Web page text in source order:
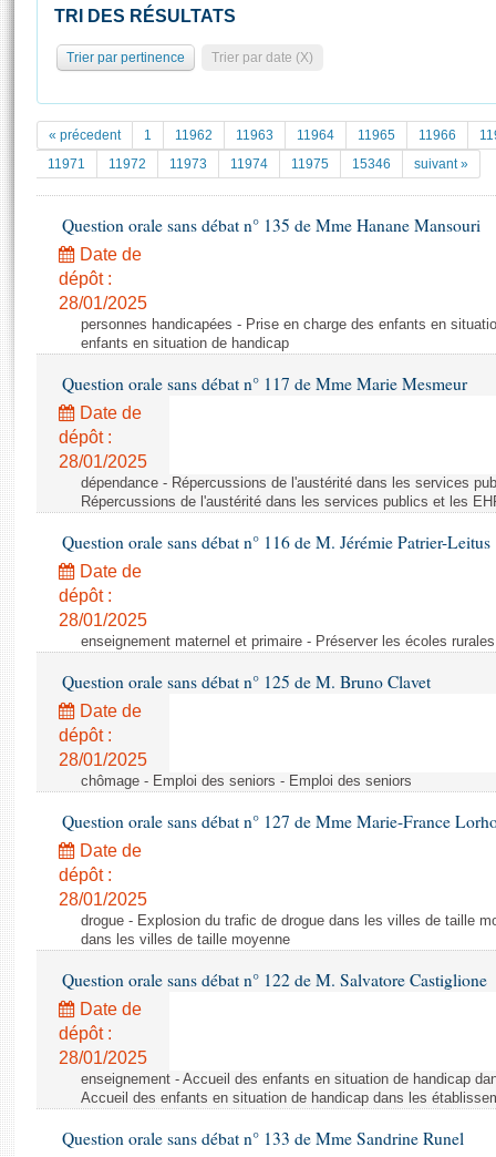
Pétitions
Documents parlementaires
Projets de loi
Propositions de loi
Amendements
Textes adoptés
Rapports d'information
Rapports législatifs
Rapports sur l'application des lois
Baromètre de l’application des lois
Dossiers législatifs
Budget et sécurité sociale
Questions écrites et orales
Comptes rendus des débats
Statistiques et chiffres clés
Documents de référence
( Constitution | Règlement de l'Assemblée ... )
Histoire
Juniors
Anciennes législatures
Liens vers les sites publics
La Bibliothèque
Les archives
Photos libres de droit
TRI DES RÉSULTATS
Trier par pertinence Trier par date (X)
« précedent 1 11962 11963 11964 11965 11966
11971
11972 11973 11974 11975 15346 suivant »
Question orale sans débat n° 135 de Mme Hanane Mansouri
Date de
dépôt :
28/01/2025
personnes handicapées - Prise en charge des enfants en
enfants en situation de handicap
Question orale sans débat n° 117 de Mme Marie Mesmeur
Date de
dépôt :
28/01/2025
dépendance - Répercussions de l'austérité dans les services
Répercussions de l'austérité dans les services publics et les
Question orale sans débat n° 116 de M. Jérémie Patrier-Leitus
Date de
dépôt :
28/01/2025
enseignement maternel et primaire - Préserver les écoles
Question orale sans débat n° 125 de M. Bruno Clavet
Date de
dépôt :
28/01/2025
chômage - Emploi des seniors - Emploi des seniors
Question orale sans débat n° 127 de Mme Marie-France
Date de
dépôt :
28/01/2025
drogue - Explosion du trafic de drogue dans les villes de taille
dans les villes de taille moyenne
Question orale sans débat n° 122 de M. Salvatore Castiglione
Date de
dépôt :
28/01/2025
enseignement - Accueil des enfants en situation de handicap
Accueil des enfants en situation de handicap dans les
Question orale sans débat n° 133 de Mme Sandrine Runel